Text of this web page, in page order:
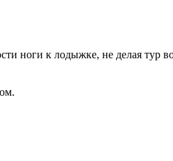
ноги к лодыжке, не делая тур